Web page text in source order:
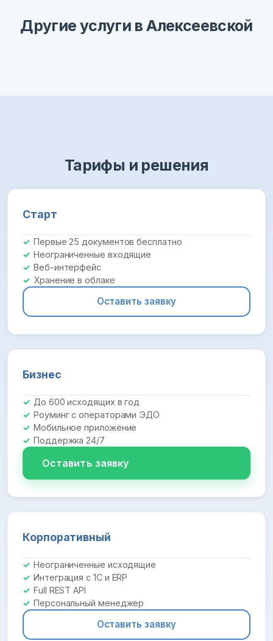
Другие услуги в Алексеевской
Тарифы и решения
Старт
Первые 25 документов бесплатно
Неограниченные входящие
Веб-интерфейс
Хранение в облаке
Оставить заявку
Бизнес
До 600 исходящих в год
Роуминг с операторами ЭДО
Мобильное приложение
Поддержка 24/7
Оставить заявку
Корпоративный
Неограниченные исходящие
Интеграция с 1С и ERP
Full REST API
Персональный менеджер
Оставить заявку